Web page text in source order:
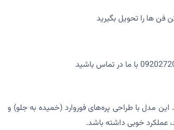
فن ها را تحویل بگیرید
مدل با طراحی پره‌های فوروارد (خمیده به جلو) و
عملکرد خوبی داشته باشد.